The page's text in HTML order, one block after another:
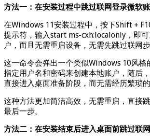
方法一：在安装过程中跳过联网登录微软
在Windows 11安装过程中，按下Shift +
提示符，输入start ms-cxh:localonly，即
户，而且无需重启设备，无需先跳过联网步
这一命令会弹出一个类似Windows 10风格
指定用户名和密码来创建本地账户，随后
直接进入桌面准备阶段，而无需经历繁琐的
这种方法更加简洁高效，无需重启，直接
最后一步。
方法二：在安装结束后进入桌面前跳过联